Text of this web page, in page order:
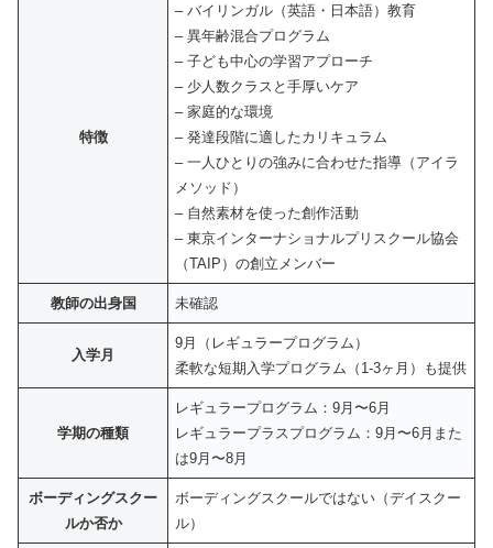
特徴
– バイリンガル（英語・日本語）教育
– 異年齢混合プログラム
– 子ども中心の学習アプローチ
– 少人数クラスと手厚いケア
– 家庭的な環境
– 発達段階に適したカリキュラム
– 一人ひとりの強みに合わせた指導（アイラ
メソッド）
– 自然素材を使った創作活動
– 東京インターナショナルプリスクール協会
（TAIP）の創立メンバー
教師の出身国 未確認
入学月
9月（レギュラープログラム）
柔軟な短期入学プログラム（1-3ヶ月）も提供
学期の種類
レギュラープログラム：9月〜6月
レギュラープラスプログラム：9月〜6月また
は9月〜8月
ボーディングスクー
ルか否か
ボーディングスクールではない（デイスクー
ル）